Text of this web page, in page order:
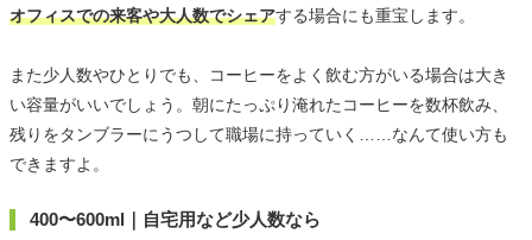
オフィスでの来客や大人数でシェアする場合にも重宝します。
また少人数やひとりでも、コーヒーをよく飲む方がいる場合は大き
い容量がいいでしょう。朝にたっぷり淹れたコーヒーを数杯飲み、
残りをタンブラーにうつして職場に持っていく……なんて使い方も
できますよ。
400〜600ml｜自宅用など少人数なら